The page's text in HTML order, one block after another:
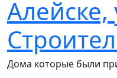
Алейске,
Дома которые были